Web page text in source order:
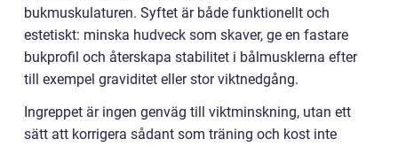
bukmuskulaturen. Syftet är både funktionellt och
estetiskt: minska hudveck som skaver, ge en fastare
bukprofil och återskapa stabilitet i bålmusklerna efter
till exempel graviditet eller stor viktnedgång.
Ingreppet är ingen genväg till viktminskning, utan ett
sätt att korrigera sådant som träning och kost inte